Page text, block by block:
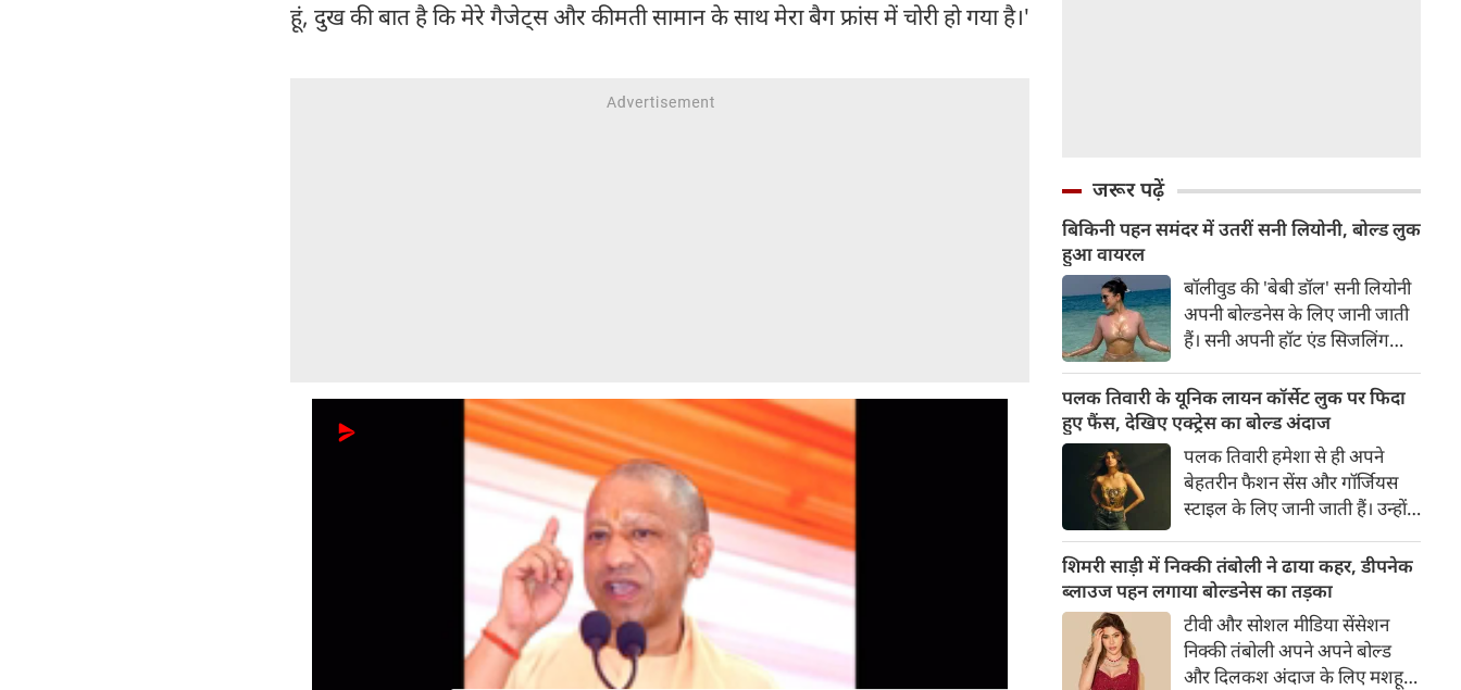
हूं, दुख की बात है कि मेरे गैजेट्स और कीमती सामान के साथ मेरा बैग फ्रांस में चोरी हो गया है।'
जरूर पढ़ें
बिकिनी पहन समंदर में उतरीं सनी लियोनी, बोल्ड लुक
हुआ वायरल
बॉलीवुड की 'बेबी डॉल' सनी लियोनी
अपनी बोल्डनेस के लिए जानी जाती
हैं। सनी अपनी हॉट एंड सिजलिंग
रहती हैं। फैंस सनी लियोनी की तस्वीरों
का बेसब्री से इंतजार करते हैं। इस बार
सनी लियोनी ने मालदीव वेकेशन से
अपनी कुछ बोल्ड तस्वीरें शेयर की है।
पलक तिवारी के यूनिक लायन कॉर्सेट लुक पर फिदा
हुए फैंस, देखिए एक्ट्रेस का बोल्ड अंदाज
पलक तिवारी हमेशा से ही अपने
बेहतरीन फैशन सेंस और गॉर्जियस
स्टाइल के लिए जानी जाती हैं। उन्होंने
फिर फैंस का दिल जीत लिया है।
पलक ने एक बेहद यूनीक और
स्टाइलिश गोल्डन कॉर्सेट टॉप में
अपनी कुछ तस्वीरें शेयर की है।
शिमरी साड़ी में निक्की तंबोली ने ढाया कहर, डीपनेक
ब्लाउज पहन लगाया बोल्डनेस का तड़का
टीवी और सोशल मीडिया सेंसेशन
निक्की तंबोली अपने अपने बोल्ड
और दिलकश अंदाज के लिए मशहूर